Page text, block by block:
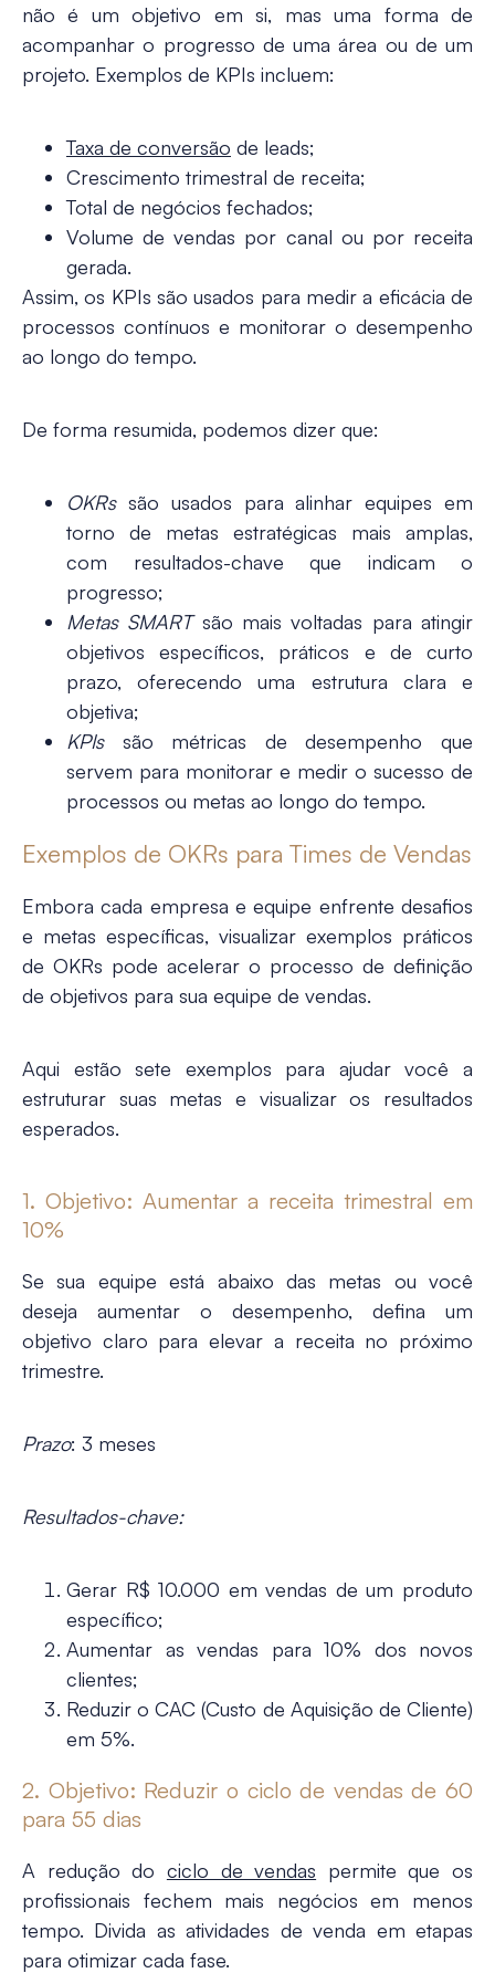
não é um objetivo em si, mas uma forma de
acompanhar o progresso de uma área ou de um
projeto. Exemplos de KPIs incluem:
Taxa de conversão de leads;
Crescimento trimestral de receita;
Total de negócios fechados;
Volume de vendas por canal ou por receita
gerada.
Assim, os KPIs são usados para medir a eficácia de
processos contínuos e monitorar o desempenho
ao longo do tempo.
De forma resumida, podemos dizer que:
OKRssão usados para alinhar equipes em
torno de metas estratégicas mais amplas,
com resultados-chave que indicam o
progresso;
Metas SMARTsão mais voltadas para atingir
objetivos específicos, práticos e de curto
prazo, oferecendo uma estrutura clara e
objetiva;
KPIssão métricas de desempenho que
servem para monitorar e medir o sucesso de
processos ou metas ao longo do tempo.
Exemplos de OKRs para Times de Vendas
Embora cada empresa e equipe enfrente desafios
e metas específicas, visualizar exemplos práticos
de OKRs pode acelerar o processo de definição
de objetivos para sua equipe de vendas.
Aqui estão sete exemplos para ajudar você a
estruturar suas metas e visualizar os resultados
esperados.
1. Objetivo: Aumentar a receita trimestral em
10%
Se sua equipe está abaixo das metas ou você
deseja aumentar o desempenho, defina um
objetivo claro para elevar a receita no próximo
trimestre.
Prazo: 3 meses
Resultados-chave:
Gerar R$ 10.000 em vendas de um produto
específico;
Aumentar as vendas para 10% dos novos
clientes;
Reduzir o CAC (Custo de Aquisição de Cliente)
em 5%.
2. Objetivo: Reduzir o ciclo de vendas de 60
para 55 dias
A redução do ciclo de vendas permite que os
profissionais fechem mais negócios em menos
tempo. Divida as atividades de venda em etapas
para otimizar cada fase.